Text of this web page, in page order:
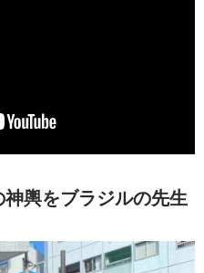
輿をブラジルの先生